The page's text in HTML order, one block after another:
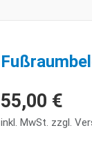
55,00 €
inkl. MwSt. zzgl.